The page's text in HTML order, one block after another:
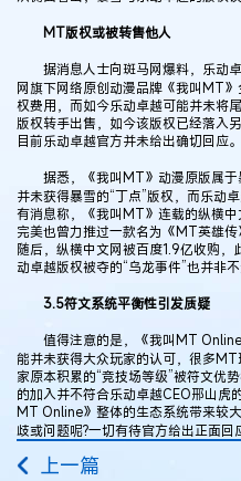
MT版权或被转售他人
据消息人士向斑马网爆料，乐动
网旗下网络原创动漫品牌《我叫MT
权费用，而如今乐动卓越可能并未将
版权转手出售，如今该版权已经落入
目前乐动卓越官方并未给出确切回应。
据悉，《我叫MT》动漫原版属于
并未获得暴雪的“丁点”版权，而乐动
有消息称，《我叫MT》连载的纵横
完美也曾力推过一款名为《MT英雄
随后，纵横中文网被百度1.9亿收购
动卓越版权被夺的“乌龙事件”也并非不
3.5符文系统平衡性引发质疑
值得注意的是，《我叫MT Online
能并未获得大众玩家的认可，很多
家原本积累的“竞技场等级”被符文优
的加入并不符合乐动卓越CEO邢山虎
MT Online》整体的生态系统带来较
歧或问题呢?一切有待官方给出正面回
上一篇